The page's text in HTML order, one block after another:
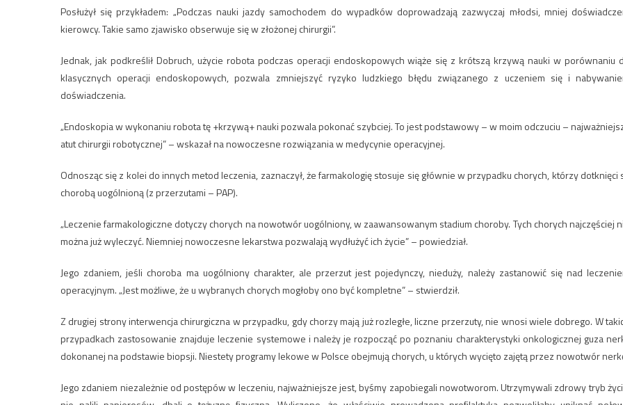
Posłużył się przykładem: „Podczas nauki jazdy samochodem do wypadków doprowadzają zazwyczaj młodsi, mniej
kierowcy. Takie samo zjawisko obserwuje się w złożonej chirurgii”.
Jednak, jak podkreślił Dobruch, użycie robota podczas operacji endoskopowych wiąże się z krótszą krzywą nauki w porównaniu
klasycznych operacji endoskopowych, pozwala zmniejszyć ryzyko ludzkiego błędu związanego z uczeniem się i
doświadczenia.
„Endoskopia w wykonaniu robota tę +krzywą+ nauki pozwala pokonać szybciej. To jest podstawowy – w moim odczuciu –
atut chirurgii robotycznej” – wskazał na nowoczesne rozwiązania w medycynie operacyjnej.
Odnosząc się z kolei do innych metod leczenia, zaznaczył, że farmakologię stosuje się głównie w przypadku chorych, którzy dotknięci
chorobą uogólnioną (z przerzutami – PAP).
„Leczenie farmakologiczne dotyczy chorych na nowotwór uogólniony, w zaawansowanym stadium choroby. Tych chorych najczęściej
można już wyleczyć. Niemniej nowoczesne lekarstwa pozwalają wydłużyć ich życie” – powiedział.
Jego zdaniem, jeśli choroba ma uogólniony charakter, ale przerzut jest pojedynczy, nieduży, należy zastanowić się nad
operacyjnym. „Jest możliwe, że u wybranych chorych mogłoby ono być kompletne” – stwierdził.
Z drugiej strony interwencja chirurgiczna w przypadku, gdy chorzy mają już rozległe, liczne przerzuty, nie wnosi wiele dobrego. W
przypadkach zastosowanie znajduje leczenie systemowe i należy je rozpocząć po poznaniu charakterystyki onkologicznej guza
dokonanej na podstawie biopsji. Niestety programy lekowe w Polsce obejmują chorych, u których wycięto zajętą przez nowotwór
Jego zdaniem niezależnie od postępów w leczeniu, najważniejsze jest, byśmy zapobiegali nowotworom. Utrzymywali zdrowy tryb